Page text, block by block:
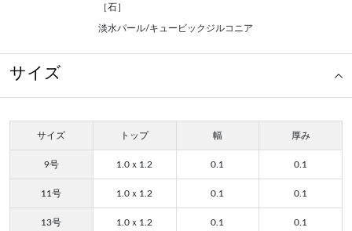
［石］
淡水パール/キュービックジルコニア
サイズ
サイズ トップ 幅 厚み
9号 1.0ｘ1.2 0.1 0.1
11号 1.0ｘ1.2 0.1 0.1
13号 1.0ｘ1.2 0.1 0.1